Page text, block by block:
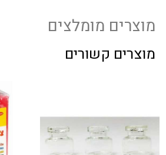
מוצרים מומלצים
מוצרים קשורים